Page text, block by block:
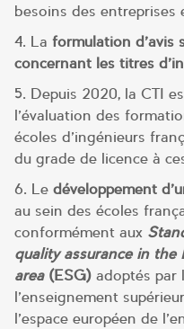
besoins des entreprises
4. La formulation d’avis
concernant les titres
5. Depuis 2020, la CTI
l’évaluation des
écoles d’ingénieurs
du grade de licence à
6. Le développement
au sein des écoles
conformément aux
quality assurance in the
area(ESG) adoptés par
l’enseignement
l’espace européen de